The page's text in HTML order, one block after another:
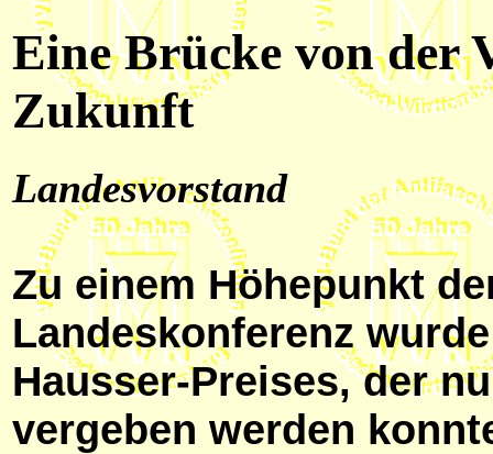
Eine Brücke von der
Zukunft
Landesvorstand
Zu einem Höhepunkt
Landeskonferenz
Hausser-Preises, der
vergeben werden